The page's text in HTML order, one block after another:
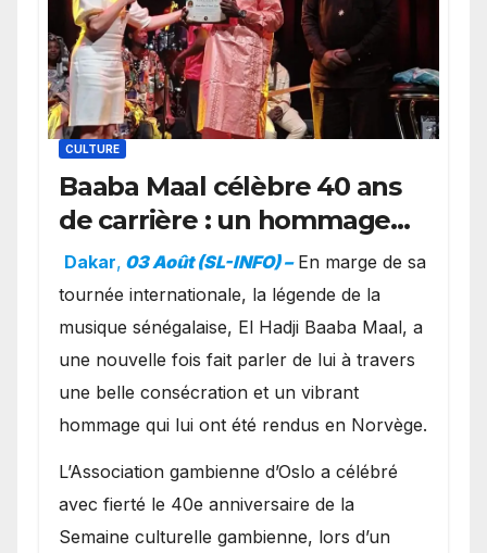
CULTURE
Baaba Maal célèbre 40 ans
de carrière : un hommage
exceptionnel à Oslo en
présence de la famille
royale.
Dakar, 03 Août (SL-INFO) – ​En marge de sa
tournée internationale, la légende de la
musique sénégalaise, El Hadji Baaba Maal, a
une nouvelle fois fait parler de lui à travers
une belle consécration et un vibrant
hommage qui lui ont été rendus en Norvège.
​L’Association gambienne d’Oslo a célébré
avec fierté le 40e anniversaire de la
Semaine culturelle gambienne, lors d’un